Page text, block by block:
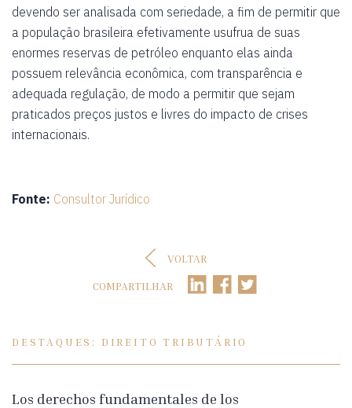
devendo ser analisada com seriedade, a fim de permitir que
a população brasileira efetivamente usufrua de suas
enormes reservas de petróleo enquanto elas ainda
possuem relevância econômica, com transparência e
adequada regulação, de modo a permitir que sejam
praticados preços justos e livres do impacto de crises
internacionais.
Fonte: Consultor Jurídico
VOLTAR
COMPARTILHAR
DESTAQUES: DIREITO TRIBUTÁRIO
Los derechos fundamentales de los